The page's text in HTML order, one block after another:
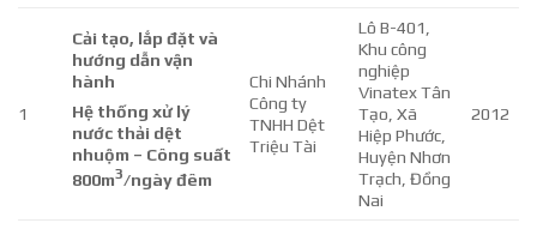
1
Cải tạo, lắp đặt và
hướng dẫn vận
hành
Hệ thống xử lý
nước thải dệt
nhuộm – Công suất
800m3/ngày đêm
Chi Nhánh
Công ty
TNHH Dệt
Triệu Tài
Lô B-401,
Khu công
nghiệp
Vinatex Tân
Tạo, Xã
Hiệp Phước,
Huyện Nhơn
Trạch, Đồng
Nai
2012